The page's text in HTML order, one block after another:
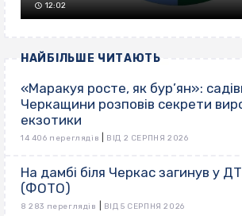
12:02
НАЙБІЛЬШЕ ЧИТАЮТЬ
«Маракуя росте, як бур’ян»:
Черкащини розповів секрети
екзотики
14 406 переглядів ВІД 2 СЕРПНЯ 2026
На дамбі біля Черкас загинув у
(ФОТО)
8 283 переглядів ВІД 5 СЕРПНЯ 2026